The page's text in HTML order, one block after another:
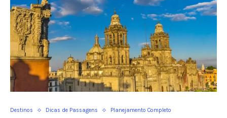
Destinos Dicas de Passagens Planejamento Completo